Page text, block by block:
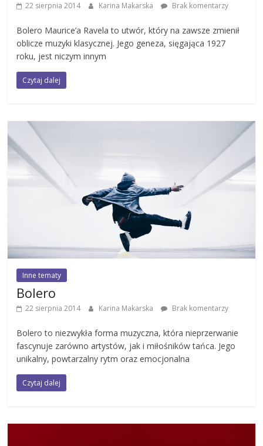
22 sierpnia 2014 Karina Makarska Brak komentarzy
Bolero Maurice’a Ravela to utwór, który na zawsze zmienił
oblicze muzyki klasycznej. Jego geneza, sięgająca 1927
roku, jest niczym innym
Czytaj dalej
Inne tematy
Bolero
22 sierpnia 2014 Karina Makarska Brak komentarzy
Bolero to niezwykła forma muzyczna, która nieprzerwanie
fascynuje zarówno artystów, jak i miłośników tańca. Jego
unikalny, powtarzalny rytm oraz emocjonalna
Czytaj dalej